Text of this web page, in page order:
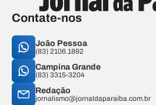
Contate-nos
João Pessoa
(83) 2106.1892
Campina Grande
(83) 3315-3204
Redação
jornalismo@jornaldaparaiba.com.br